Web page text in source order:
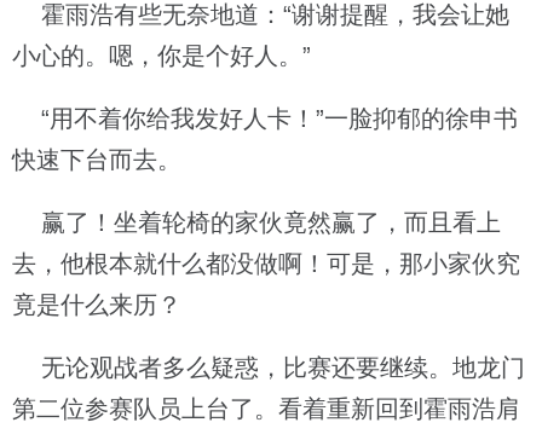
霍雨浩有些无奈地道：“谢谢提醒，我会让她
小心的。嗯，你是个好人。”
“用不着你给我发好人卡！”一脸抑郁的徐申书
快速下台而去。
赢了！坐着轮椅的家伙竟然赢了，而且看上
去，他根本就什么都没做啊！可是，那小家伙究
竟是什么来历？
无论观战者多么疑惑，比赛还要继续。地龙门
第二位参赛队员上台了。看着重新回到霍雨浩肩